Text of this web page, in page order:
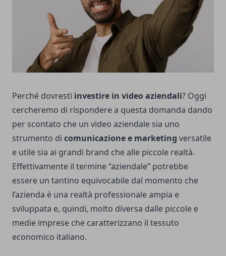
Perché dovresti investire in video aziendali? Oggi
cercheremo di rispondere a questa domanda dando
per scontato che un video aziendale sia uno
strumento di comunicazione e marketing versatile
e utile sia ai grandi brand che alle piccole realtà.
Effettivamente il termine “aziendale” potrebbe
essere un tantino equivocabile dal momento che
l’azienda è una realtà professionale ampia e
sviluppata e, quindi, molto diversa dalle piccole e
medie imprese che caratterizzano il tessuto
economico italiano.